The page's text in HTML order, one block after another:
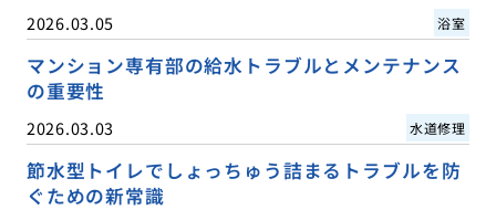
2026.03.05 浴室
マンション専有部の給水トラブルとメンテナンス
の重要性
2026.03.03 水道修理
節水型トイレでしょっちゅう詰まるトラブルを防
ぐための新常識